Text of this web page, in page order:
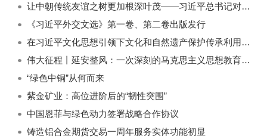
让中朝传统友谊之树更加根深叶茂——习近平总书记对朝鲜进行国事访问纪实
《习近平外交文选》第一卷、第二卷出版发行
在习近平文化思想引领下文化和自然遗产保护传承利用工作开创新局面
伟大征程丨延安整风：一次深刻的马克思主义思想教育运动
“绿色中铜”从何而来
紫金矿业：高位进阶后的“韧性突围”
中国恩菲与绿色动力签署战略合作协议
铸造铝合金期货交易一周年服务实体功能初显